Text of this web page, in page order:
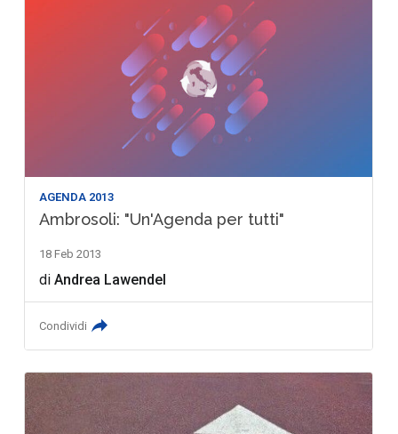
AGENDA 2013
Ambrosoli: "Un'Agenda per tutti"
18 Feb 2013
diAndrea Lawendel
Condividi